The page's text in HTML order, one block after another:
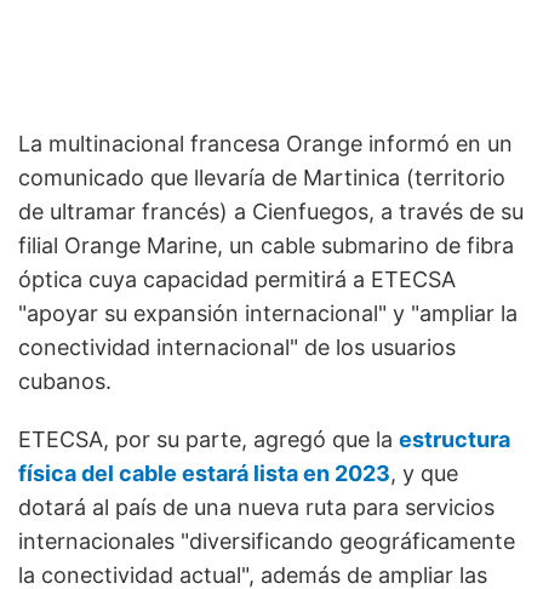
La multinacional francesa Orange informó en un
comunicado que llevaría de Martinica (territorio
de ultramar francés) a Cienfuegos, a través de su
filial Orange Marine, un cable submarino de fibra
óptica cuya capacidad permitirá a ETECSA
"apoyar su expansión internacional" y "ampliar la
conectividad internacional" de los usuarios
cubanos.
ETECSA, por su parte, agregó que la estructura
física del cable estará lista en 2023, y que
dotará al país de una nueva ruta para servicios
internacionales "diversificando geográficamente
la conectividad actual", además de ampliar las